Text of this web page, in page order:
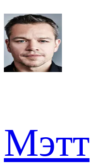
Мэтт